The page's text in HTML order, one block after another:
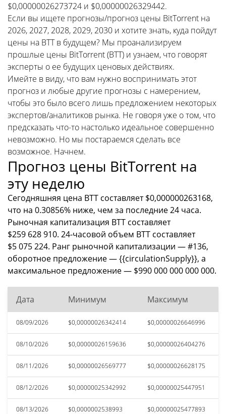
$0,00000026273724 и $0,00000026329442.
Если вы ищете прогнозы/прогноз цены BitTorrent на
2026, 2027, 2028, 2029, 2030 и хотите знать, куда пойдут
цены на BTT в будущем? Мы проанализируем
прошлые цены BitTorrent (BTT) и узнаем, что говорят
эксперты о ее будущих ценовых действиях.
Имейте в виду, что вам нужно воспринимать этот
прогноз и любые другие прогнозы с намерением,
чтобы это было всего лишь предложением некоторых
экспертов/аналитиков рынка. Не говоря уже о том, что
предсказать что-то настолько идеальное совершенно
невозможно. Но мы постараемся сделать все
возможное. Начнем.
Прогноз цены BitTorrent на
эту неделю
Сегодняшняя цена BTT составляет $0,000000263168,
что на 0.30856% ниже, чем за последние 24 часа.
Рыночная капитализация BTT составляет
$259 628 910. 24-часовой объем BTT составляет
$5 075 224. Ранг рыночной капитализации — #136,
оборотное предложение — {{circulationSupply}}, а
максимальное предложение — $990 000 000 000 000.
Дата Минимум Максимум
08/09/2026 $0,00000026342414 $0,00000026646996
08/10/2026 $0,00000026159636 $0,00000026404276
08/11/2026 $0,00000026569777 $0,00000026628175
08/12/2026 $0,00000025342992 $0,00000025447951
08/13/2026 $0,0000002538993 $0,00000025477893